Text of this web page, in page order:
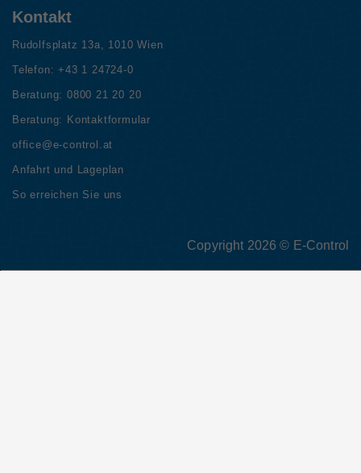
Kontakt
Rudolfsplatz 13a, 1010 Wien
Telefon:+43 1 24724-0
Beratung: 0800 21 20 20
Beratung: Kontaktformular
office@e-control.at
Anfahrt und Lageplan
So erreichen Sie uns
Copyright 2026 © E-Control